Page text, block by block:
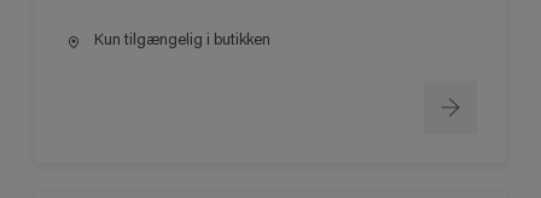
Kun tilgængelig i butikken